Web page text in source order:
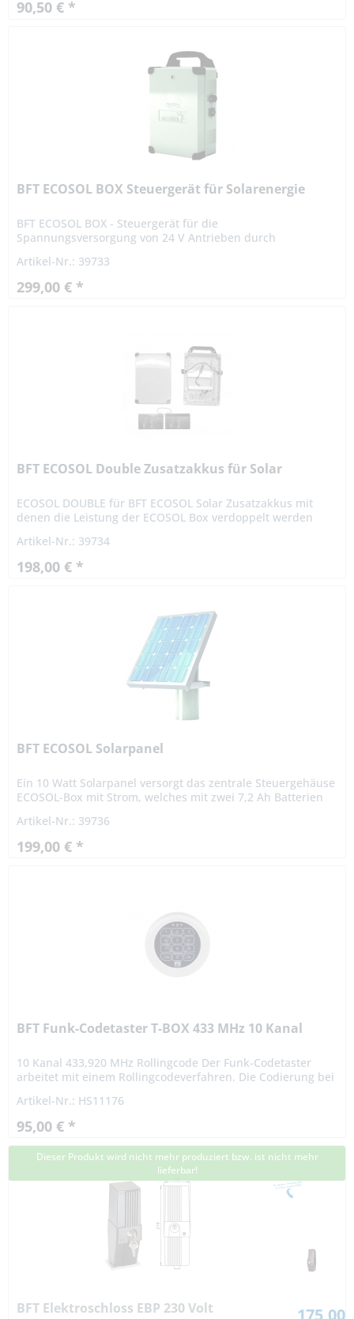
90,50 € *
BFT ECOSOL BOX Steuergerät für Solarenergie
BFT ECOSOL BOX - Steuergerät für die
Spannungsversorgung von 24 V Antrieben durch
Spitzenstrom: 10 A Batteriekapazität: 7,2 Ah...
Artikel-Nr.: 39733
299,00 € *
BFT ECOSOL Double Zusatzakkus für Solar
ECOSOL DOUBLE für BFT ECOSOL Solar Zusatzakkus mit
denen die Leistung der ECOSOL Box verdoppelt werden
Steuerung. Ein 10...
Artikel-Nr.: 39734
198,00 € *
BFT ECOSOL Solarpanel
Ein 10 Watt Solarpanel versorgt das zentrale Steuergehäuse
ECOSOL-Box mit Strom, welches mit zwei 7,2 Ah Batterien
System...
Artikel-Nr.: 39736
199,00 € *
BFT Funk-Codetaster T-BOX 433 MHz 10 Kanal
10 Kanal 433,920 MHz Rollingcode Der Funk-Codetaster
arbeitet mit einem Rollingcodeverfahren. Die Codierung bei
variiert...
Artikel-Nr.: HS11176
95,00 € *
Dieser Produkt wird nicht mehr produziert bzw. ist nicht mehr
lieferbar!
BFT Elektroschloss EBP 230 Volt 175,00